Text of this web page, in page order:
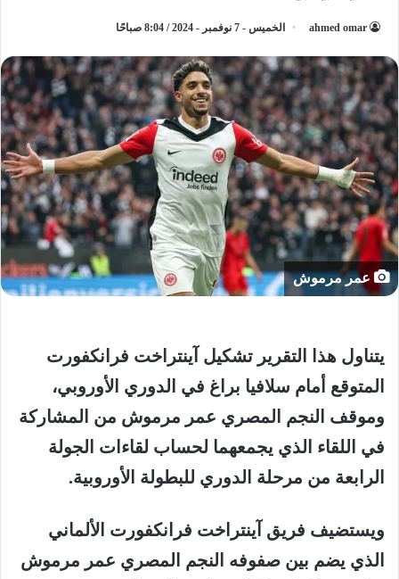
ahmed omar الخميس - 7 نوفمبر - 2024 / 8:04 صباحًا
عمر مرموش
يتناول هذا التقرير تشكيل آينتراخت فرانكفورت
المتوقع أمام سلافيا براغ في الدوري الأوروبي،
وموقف النجم المصري عمر مرموش من المشاركة
في اللقاء الذي يجمعهما لحساب لقاءات الجولة
الرابعة من مرحلة الدوري للبطولة الأوروبية.
ويستضيف فريق آينتراخت فرانكفورت الألماني
الذي يضم بين صفوفه النجم المصري عمر مرموش